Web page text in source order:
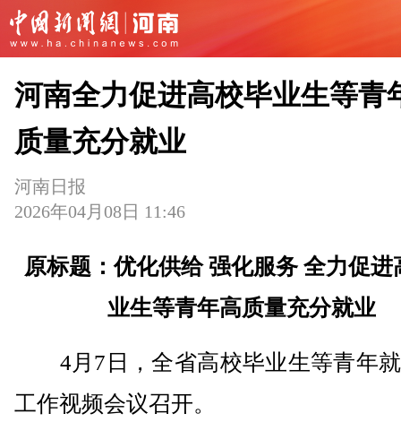
河南全力促进高校毕业生等青
质量充分就业
河南日报
2026年04月08日 11:46
原标题：优化供给 强化服务 全力促进
业生等青年高质量充分就业
4月7日，全省高校毕业生等青年
工作视频会议召开。